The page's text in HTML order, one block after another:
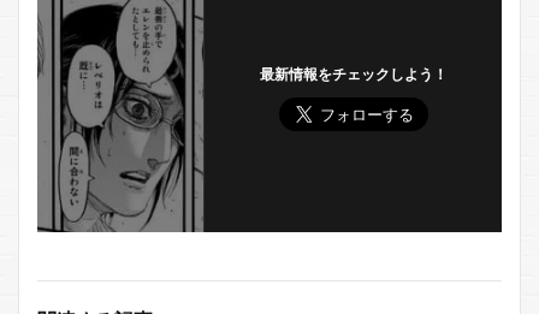
最新情報をチェックしよう！